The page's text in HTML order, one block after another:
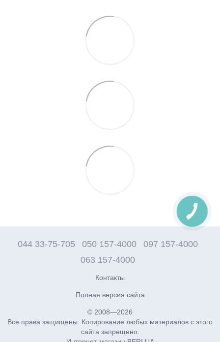
044 33-75-705 050 157-4000
097 157-4000
063 157-4000
Контакты
Полная версия сайта
© 2008—2026
Все права защищены. Копирование любых материалов с этого
сайта запрещено.